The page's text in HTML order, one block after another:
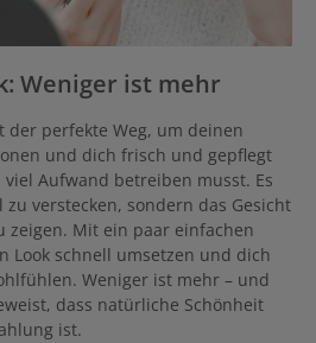
Weniger ist mehr
der perfekte Weg, um deinen
und dich frisch und gepflegt
Aufwand betreiben musst. Es
verstecken, sondern das Gesicht
zeigen. Mit ein paar einfachen
Look schnell umsetzen und dich
Weniger ist mehr – und
dass natürliche Schönheit
ist.